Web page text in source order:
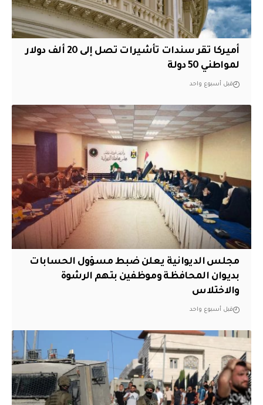
أميركا تقر سندات تأشيرات تصل إلى 20 ألف دولار
لمواطني 50 دولة
قبل أسبوع واحد
مجلس الديوانية يعلن ضبط مسؤول الحسابات
بديوان المحافظة وموظفين بتهم الرشوة
والاختلاس
قبل أسبوع واحد